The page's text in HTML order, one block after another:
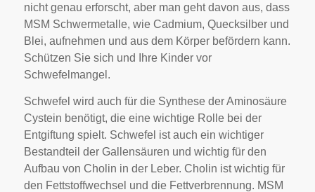
nicht genau erforscht, aber man geht davon aus, dass
MSM Schwermetalle, wie Cadmium, Quecksilber und
Blei, aufnehmen und aus dem Körper befördern kann.
Schützen Sie sich und Ihre Kinder vor
Schwefelmangel.
Schwefel wird auch für die Synthese der Aminosäure
Cystein benötigt, die eine wichtige Rolle bei der
Entgiftung spielt. Schwefel ist auch ein wichtiger
Bestandteil der Gallensäuren und wichtig für den
Aufbau von Cholin in der Leber. Cholin ist wichtig für
den Fettstoffwechsel und die Fettverbrennung. MSM